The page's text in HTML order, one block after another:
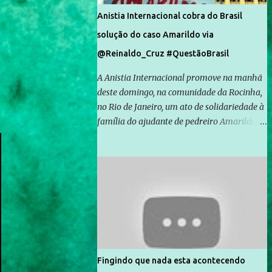
Anistia Internacional cobra do Brasil
solução do caso Amarildo via
@Reinaldo_Cruz #QuestãoBrasil
A Anistia Internacional promove na manhã
deste domingo, na comunidade da Rocinha,
no Rio de Janeiro, um ato de solidariedade à
família do ajudante de pedreiro Amarildo de
Rocinha. A assessora de Direitos Humanos
da Anistia Internacional, Renata Neder, disse
à Agência Brasil que ações e atividades de
mobilização são feitas normalmente pela
organização não governamental. As ações
de solidariedade são promovidas em apoio
Fingindo que nada esta acontecendo